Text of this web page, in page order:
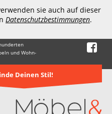
sie auch auf dieser
Datenschutzbestimmungen.
und Wohn-
Deinen Stil!